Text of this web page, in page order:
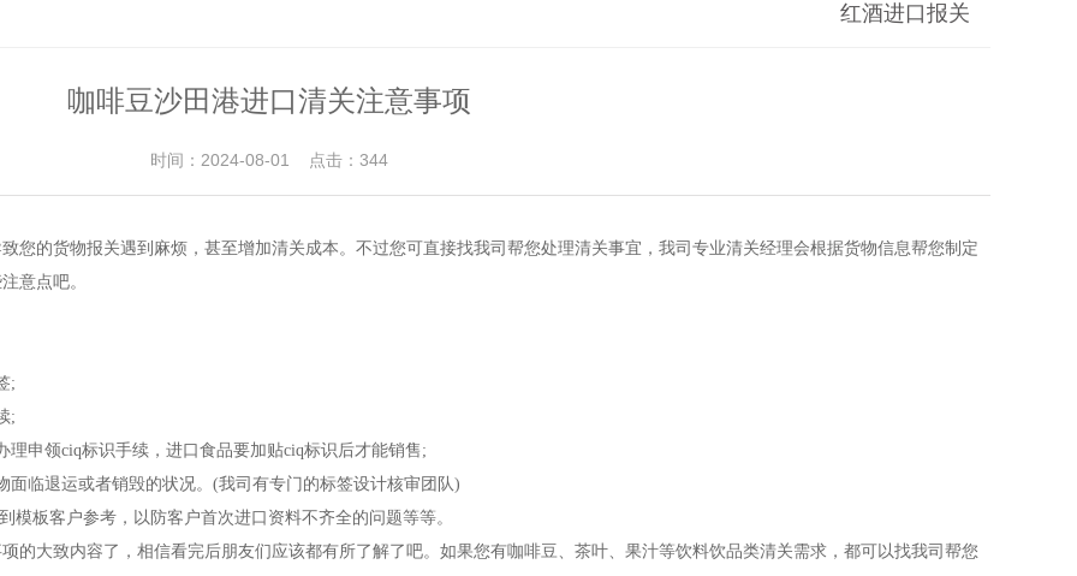
红酒进口报关
咖啡豆沙田港进口清关注意事项
时间：2024-08-01 点击：344
您的货物报关遇到麻烦，甚至增加清关成本。不过您可直接找我司帮您处理清关事宜，我司专业清关经理会根据货物信息帮您制定
意点吧。
;
;
申领ciq标识手续，进口食品要加贴ciq标识后才能销售;
临退运或者销毁的状况。(我司有专门的标签设计核审团队)
板客户参考，以防客户首次进口资料不齐全的问题等等。
的大致内容了，相信看完后朋友们应该都有所了解了吧。如果您有咖啡豆、茶叶、果汁等饮料饮品类清关需求，都可以找我司帮您